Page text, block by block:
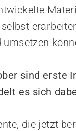
umsetzen
sind erste
es sich
die jetzt